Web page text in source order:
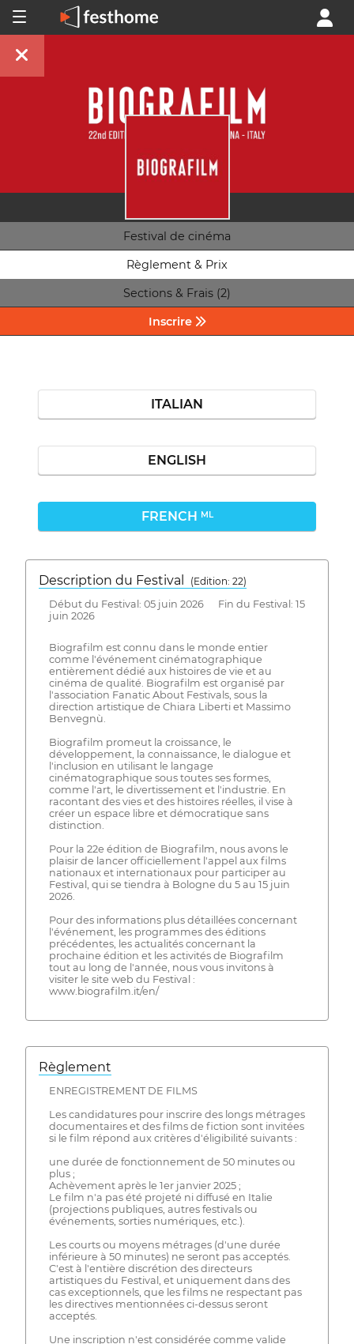
Festival de cinéma
Règlement & Prix
Sections & Frais (2)
Inscrire
ITALIAN
ENGLISH
FRENCH ML
Description du Festival
( Edition: 22)
Début du Festival: 05 juin 2026 Fin du Festival: 15
juin 2026
Biografilm est connu dans le monde entier
comme l'événement cinématographique
entièrement dédié aux histoires de vie et au
cinéma de qualité. Biografilm est organisé par
l'association Fanatic About Festivals, sous la
direction artistique de Chiara Liberti et Massimo
Benvegnù.
Biografilm promeut la croissance, le
développement, la connaissance, le dialogue et
l'inclusion en utilisant le langage
cinématographique sous toutes ses formes,
comme l'art, le divertissement et l'industrie. En
racontant des vies et des histoires réelles, il vise à
créer un espace libre et démocratique sans
distinction.
Pour la 22e édition de Biografilm, nous avons le
plaisir de lancer officiellement l'appel aux films
nationaux et internationaux pour participer au
Festival, qui se tiendra à Bologne du 5 au 15 juin
2026.
Pour des informations plus détaillées concernant
l'événement, les programmes des éditions
précédentes, les actualités concernant la
prochaine édition et les activités de Biografilm
tout au long de l'année, nous vous invitons à
visiter le site web du Festival :
www.biografilm.it/en/
Règlement
ENREGISTREMENT DE FILMS
Les candidatures pour inscrire des longs métrages
documentaires et des films de fiction sont invitées
si le film répond aux critères d'éligibilité suivants :
une durée de fonctionnement de 50 minutes ou
plus ;
Achèvement après le 1er janvier 2025 ;
Le film n'a pas été projeté ni diffusé en Italie
(projections publiques, autres festivals ou
événements, sorties numériques, etc.).
Les courts ou moyens métrages (d'une durée
inférieure à 50 minutes) ne seront pas acceptés.
C'est à l'entière discrétion des directeurs
artistiques du Festival, et uniquement dans des
cas exceptionnels, que les films ne respectant pas
les directives mentionnées ci-dessus seront
acceptés.
Une inscription n'est considérée comme valide